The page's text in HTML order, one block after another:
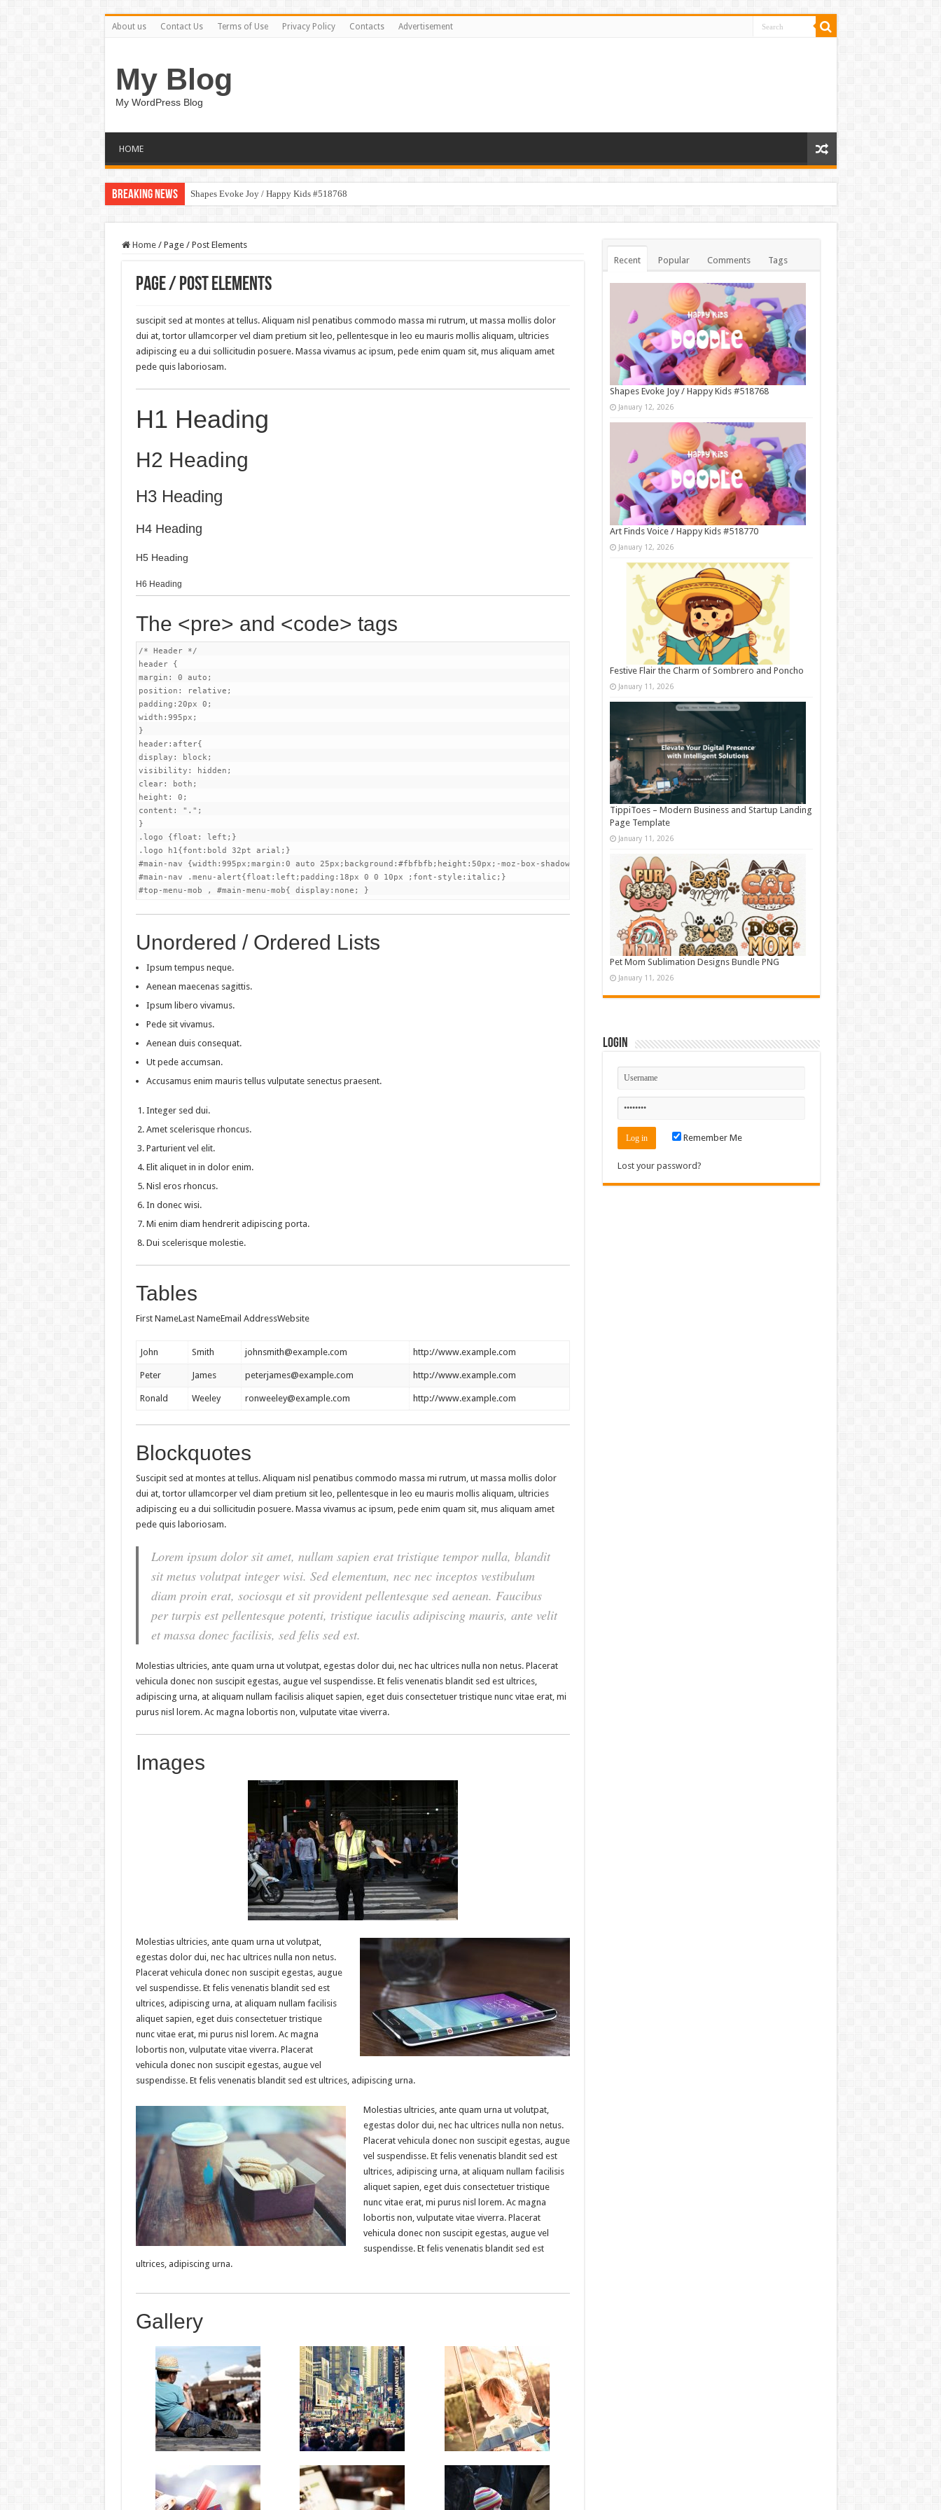
About us Contact Us Terms of Use Privacy Policy Contacts Advertisement
My Blog
My WordPress Blog
HOME
Breaking News Shapes Evoke Joy / Happy Kids #518768
Home / Page / Post Elements
Page / Post Elements
suscipit sed at montes at tellus. Aliquam nisl penatibus commodo massa mi rutrum, ut massa mollis dolor
dui at, tortor ullamcorper vel diam pretium sit leo, pellentesque in leo eu mauris mollis aliquam, ultricies
adipiscing eu a dui sollicitudin posuere. Massa vivamus ac ipsum, pede enim quam sit, mus aliquam amet
pede quis laboriosam.
H1 Heading
H2 Heading
H3 Heading
H4 Heading
H5 Heading
H6 Heading
The <pre> and <code> tags
/* Header */
header {
margin: 0 auto;
position: relative;
padding:20px 0;
width:995px;
}
header:after{
display: block;
visibility: hidden;
clear: both;
height: 0;
content: ".";
}
.logo {float: left;}
.logo h1{font:bold 32pt arial;}
#main-nav {width:995px;margin:0 auto 25px;background:#fbfbfb;height:50px;-moz-box-shadow: inset 0 0 2px #FFF, 0 0px 5px #cacaca;-webkit-box-shadow: inset 0 0 2px
#main-nav .menu-alert{float:left;padding:18px 0 0 10px ;font-style:italic;}
#top-menu-mob , #main-menu-mob{ display:none; }
Unordered / Ordered Lists
Ipsum tempus neque.
Aenean maecenas sagittis.
Ipsum libero vivamus.
Pede sit vivamus.
Aenean duis consequat.
Ut pede accumsan.
Accusamus enim mauris tellus vulputate senectus praesent.
Integer sed dui.
Amet scelerisque rhoncus.
Parturient vel elit.
Elit aliquet in in dolor enim.
Nisl eros rhoncus.
In donec wisi.
Mi enim diam hendrerit adipiscing porta.
Dui scelerisque molestie.
Tables
First NameLast NameEmail AddressWebsite
John Smith johnsmith@example.com http://www.example.com
Peter James peterjames@example.com http://www.example.com
Ronald Weeley ronweeley@example.com http://www.example.com
Blockquotes
Suscipit sed at montes at tellus. Aliquam nisl penatibus commodo massa mi rutrum, ut massa mollis dolor
dui at, tortor ullamcorper vel diam pretium sit leo, pellentesque in leo eu mauris mollis aliquam, ultricies
adipiscing eu a dui sollicitudin posuere. Massa vivamus ac ipsum, pede enim quam sit, mus aliquam amet
pede quis laboriosam.
Lorem ipsum dolor sit amet, nullam sapien erat tristique tempor nulla, blandit
sit metus volutpat integer wisi. Sed elementum, nec nec inceptos vestibulum
diam proin erat, sociosqu et sit provident pellentesque sed aenean. Faucibus
per turpis est pellentesque potenti, tristique iaculis adipiscing mauris, ante velit
et massa donec facilisis, sed felis sed est.
Molestias ultricies, ante quam urna ut volutpat, egestas dolor dui, nec hac ultrices nulla non netus. Placerat
vehicula donec non suscipit egestas, augue vel suspendisse. Et felis venenatis blandit sed est ultrices,
adipiscing urna, at aliquam nullam facilisis aliquet sapien, eget duis consectetuer tristique nunc vitae erat, mi
purus nisl lorem. Ac magna lobortis non, vulputate vitae viverra.
Images
Molestias ultricies, ante quam urna ut volutpat,
egestas dolor dui, nec hac ultrices nulla non netus.
Placerat vehicula donec non suscipit egestas, augue
vel suspendisse. Et felis venenatis blandit sed est
ultrices, adipiscing urna, at aliquam nullam facilisis
aliquet sapien, eget duis consectetuer tristique
nunc vitae erat, mi purus nisl lorem. Ac magna
lobortis non, vulputate vitae viverra. Placerat
vehicula donec non suscipit egestas, augue vel
suspendisse. Et felis venenatis blandit sed est ultrices, adipiscing urna.
Molestias ultricies, ante quam urna ut volutpat,
egestas dolor dui, nec hac ultrices nulla non netus.
Placerat vehicula donec non suscipit egestas, augue
vel suspendisse. Et felis venenatis blandit sed est
ultrices, adipiscing urna, at aliquam nullam facilisis
aliquet sapien, eget duis consectetuer tristique
nunc vitae erat, mi purus nisl lorem. Ac magna
lobortis non, vulputate vitae viverra. Placerat
vehicula donec non suscipit egestas, augue vel
suspendisse. Et felis venenatis blandit sed est
ultrices, adipiscing urna.
Gallery
Recent Popular Comments Tags
Shapes Evoke Joy / Happy Kids #518768
January 12, 2026
Art Finds Voice / Happy Kids #518770
January 12, 2026
Festive Flair the Charm of Sombrero and Poncho
January 11, 2026
TippiToes – Modern Business and Startup Landing
Page Template
January 11, 2026
Pet Mom Sublimation Designs Bundle PNG
January 11, 2026
Login
Remember Me
Lost your password?